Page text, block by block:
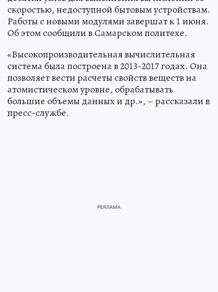
скоростью, недоступной бытовым устройствам.
Работы с новыми модулями завершат к 1 июня.
Об этом сообщили в Самарском политехе.
«Высокопроизводительная вычислительная
система была построена в 2013-2017 годах. Она
позволяет вести расчеты свойств веществ на
атомистическом уровне, обрабатывать
большие объемы данных и др.», – рассказали в
пресс-службе.